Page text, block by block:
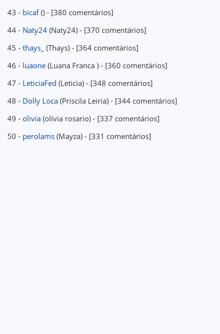
43 - bicaf() - [380 comentários]
44 - Naty24 (Naty24) - [370 comentários]
45 - thays_ (Thays) - [364 comentários]
46 - luaone (Luana Franca ) - [360 comentários]
47 - LeticiaFed (Leticia) - [348 comentários]
48 - Dolly Loca (Priscila Leiria) - [344 comentários]
49 - olivia (olívia rosario) - [337 comentários]
50 - perolams (Mayza) - [331 comentários]